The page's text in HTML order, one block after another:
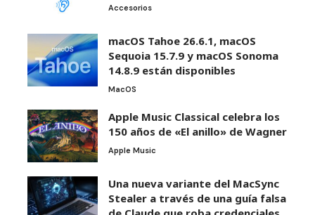
Accesorios
macOS Tahoe 26.6.1, macOS
Sequoia 15.7.9 y macOS Sonoma
14.8.9 están disponibles
MacOS
Apple Music Classical celebra los
150 años de «El anillo» de Wagner
Apple Music
Una nueva variante del MacSync
Stealer a través de una guía falsa